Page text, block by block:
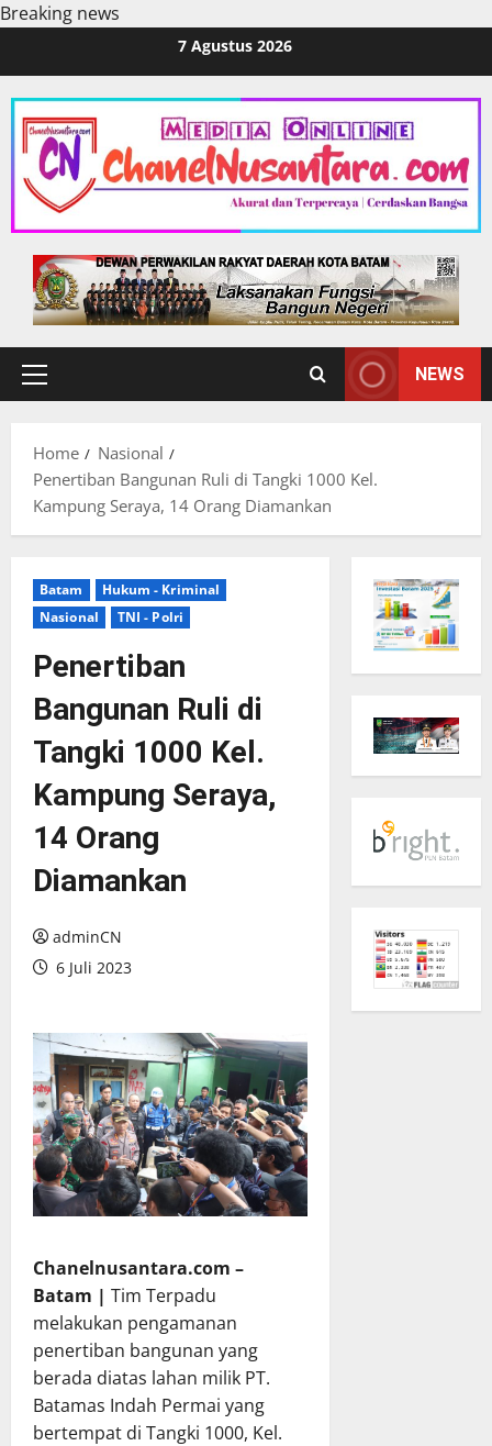
Breaking news
content
7 Agustus 2026
Primary
NEWS
Home
Nasional
Penertiban Bangunan Ruli di Tangki 1000 Kel.
Kampung Seraya, 14 Orang Diamankan
Batam
Hukum - Kriminal
Nasional
TNI - Polri
Penertiban
Bangunan Ruli di
Tangki 1000 Kel.
Kampung Seraya,
14 Orang
Diamankan
adminCN
6 Juli 2023
Chanelnusantara.com –
Batam | Tim Terpadu
melakukan pengamanan
penertiban bangunan yang
berada diatas lahan milik PT.
Batamas Indah Permai yang
bertempat di Tangki 1000, Kel.